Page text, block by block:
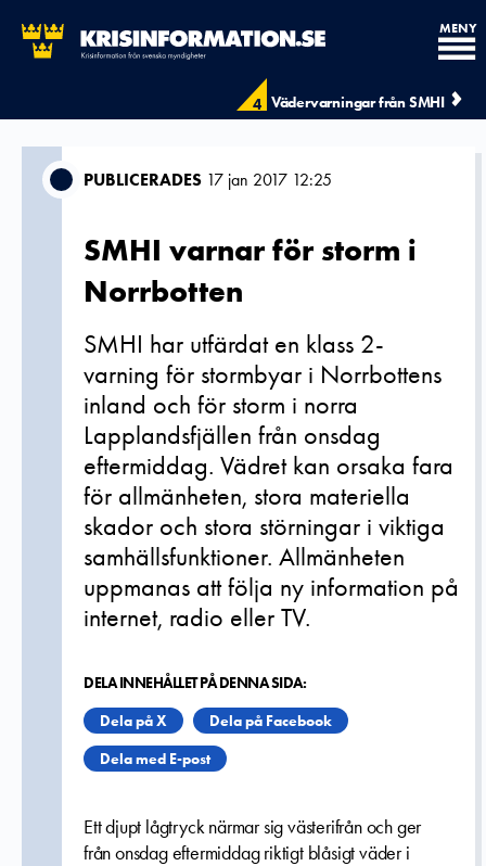
4 Vädervarningar från SMHI
MENY
PUBLICERADES 17 jan 2017 12:25
SMHI varnar för storm i
Norrbotten
SMHI har utfärdat en klass 2-
varning för stormbyar i Norrbottens
inland och för storm i norra
Lapplandsfjällen från onsdag
eftermiddag. Vädret kan orsaka fara
för allmänheten, stora materiella
skador och stora störningar i viktiga
samhällsfunktioner. Allmänheten
uppmanas att följa ny information på
internet, radio eller TV.
DELA INNEHÅLLET PÅ DENNA SIDA:
Dela på X
Dela på Facebook
Dela med E-post
Ett djupt lågtryck närmar sig västerifrån och ger
från onsdag eftermiddag riktigt blåsigt väder i